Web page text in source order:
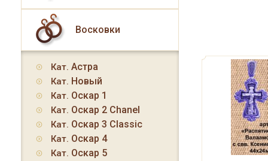
Восковки
Кат. Астра
Кат. Новый
Кат. Оскар 1
Кат. Оскар 2 Chanel
Кат. Оскар 3 Classic
Кат. Оскар 4
Кат. Оскар 5